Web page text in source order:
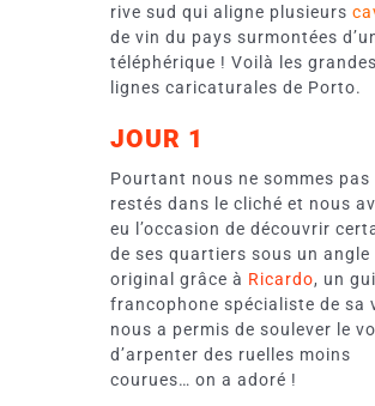
rive sud qui aligne plusieurs
de vin du pays surmontées
téléphérique ! Voilà les grandes
lignes caricaturales de Porto.
JOUR 1
Pourtant nous ne sommes pas
restés dans le cliché et nous
eu l’occasion de découvrir
de ses quartiers sous un angle
original grâce à Ricardo, un
francophone spécialiste de sa
nous a permis de soulever le
d’arpenter des ruelles moins
courues… on a adoré !